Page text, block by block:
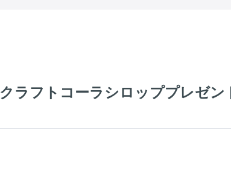
ラフトコーラシロッププレゼン